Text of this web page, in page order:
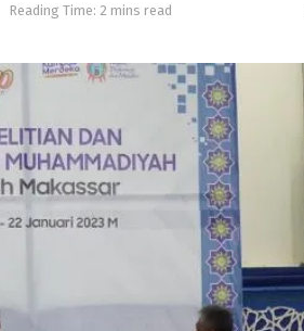
Reading Time: 2 mins read